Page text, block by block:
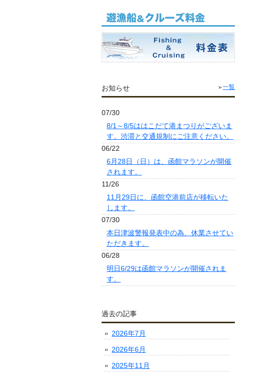
お知らせ 一覧
07/30
8/1～8/5ははこだて港まつりがございま
す。渋滞と交通規制にご注意ください。
06/22
6月28日（日）は、函館マラソンが開催
されます。
11/26
11月29日に、函館空港前店が移転いた
します。
07/30
本日津波警報発表中の為、休業させてい
ただきます。
06/28
明日6/29は函館マラソンが開催されま
す。
過去の記事
2026年7月
2026年6月
2025年11月